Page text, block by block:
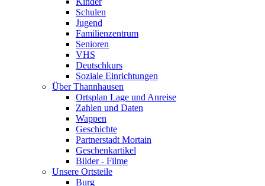
Schulen
Jugend
Familienzentrum
Senioren
VHS
Deutschkurs
Soziale Einrichtungen
Über Thannhausen
Ortsplan Lage und Anreise
Zahlen und Daten
Wappen
Geschichte
Partnerstadt Mortain
Geschenkartikel
Bilder - Filme
Unsere Ortsteile
Burg